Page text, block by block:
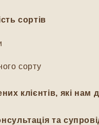
сортів
сорту
клієнтів, які
та